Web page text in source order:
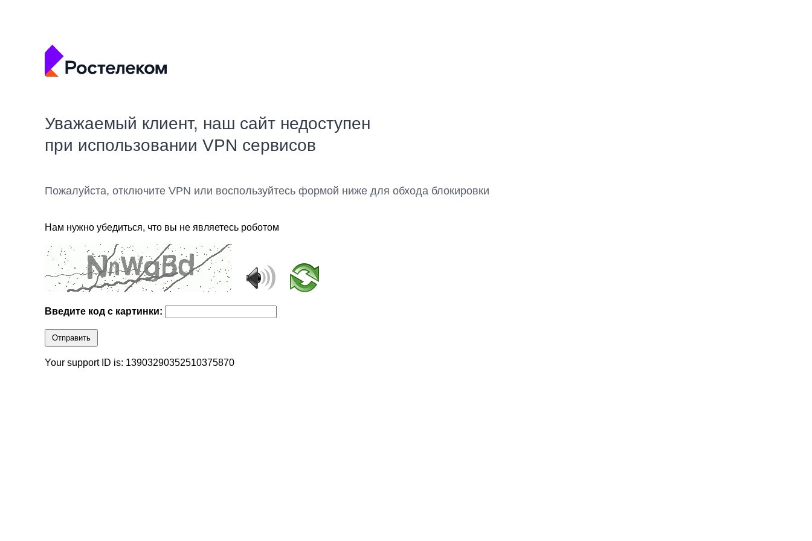
Уважаемый клиент, наш сайт недоступен
при использовании VPN сервисов
Пожалуйста, отключите VPN или воспользуйтесь формой ниже для обхода блокировки
Нам нужно убедиться, что вы не являетесь роботом
Введите код с картинки:
Отправить
Your support ID is: 13903290352510375870